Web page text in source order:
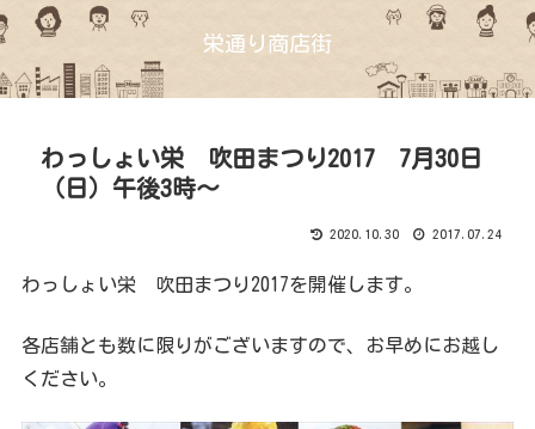
栄通り商店街
わっしょい栄 吹田まつり2017 7月30日
（日）午後3時～
2020.10.30 2017.07.24
わっしょい栄 吹田まつり2017を開催します。
各店舗とも数に限りがございますので、お早めにお越し
ください。